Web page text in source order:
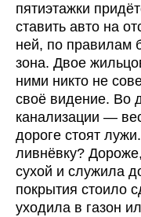
пятиэтажки
ставить авто на
ней, по правилам
зона. Двое
ними никто не
своё видение. Во
канализации —
дороге стоят
ливнёвку?
сухой и служила
покрытия стоило
уходила в газон